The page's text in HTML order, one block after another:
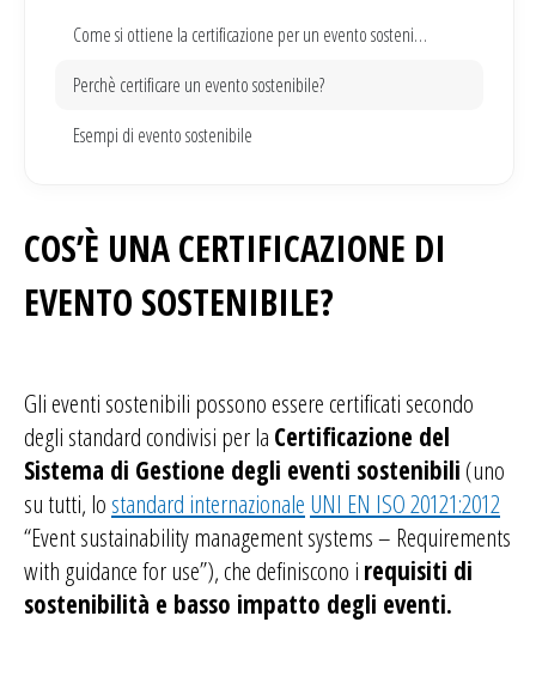
Come si ottiene la certificazione per un evento sostenibile?
Perchè certificare un evento sostenibile?
Esempi di evento sostenibile
COS’È UNA CERTIFICAZIONE DI
EVENTO SOSTENIBILE?
Gli eventi sostenibili possono essere certificati secondo
degli standard condivisi per la Certificazione del
Sistema di Gestione degli eventi sostenibili (uno
su tutti, lo standard internazionale UNI EN ISO 20121:2012
“Event sustainability management systems – Requirements
with guidance for use”), che definiscono i requisiti di
sostenibilità e basso impatto degli eventi.